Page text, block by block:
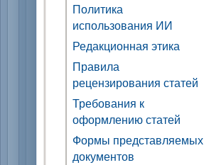
Политика
использования ИИ
Редакционная этика
Правила
рецензирования статей
Требования к
оформлению статей
Формы представляемых
документов